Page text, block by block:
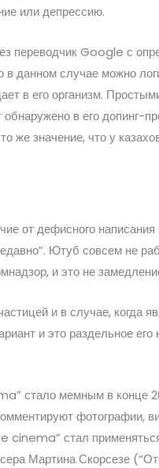
или депрессию.
Google с
в данном случае можно
в его организм.
в его допинг-
же значение, что у
от дефисного
Ютуб совсем не
и это не
и в случае,
и это раздельное его
стало мемным в конце
фотографии,
стал
Мартина Скорсезе